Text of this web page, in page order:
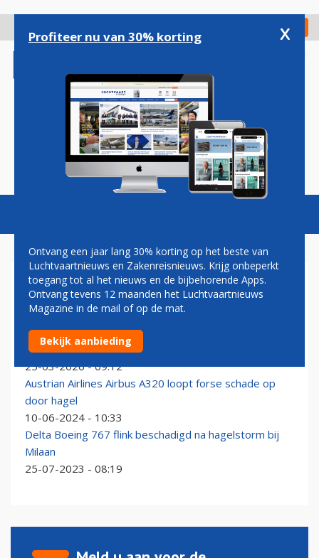
gaan
Check in
Magazine Podcasts Vacatures
HAGEL
KLM annuleert meer dan 50 vluchten als gevolg van
harde wind
25-03-2026 - 09:12
Austrian Airlines Airbus A320 loopt forse schade op
door hagel
10-06-2024 - 10:33
Delta Boeing 767 flink beschadigd na hagelstorm bij
Milaan
25-07-2023 - 08:19
Profiteer nu van 30% korting x
Ontvang een jaar lang 30% korting op het beste van
Luchtvaartnieuws en Zakenreisnieuws. Krijg onbeperkt
toegang tot al het nieuws en de bijbehorende Apps.
Ontvang tevens 12 maanden het Luchtvaartnieuws
Magazine in de mail of op de mat.
Bekijk aanbieding